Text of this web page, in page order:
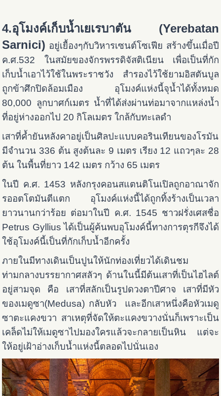
4.อุโมงค์เก็บน้ำเยเรบาตัน (Yerebatan
Sarnici) อยู่เยื้องๆกับวิหารเซนต์โซเฟีย สร้างขึ้นเมื่อปี
ค.ศ.532 ในสมัยของจักรพรรดิจัสติเนียน เพื่อเป็นที่กัก
เก็บน้ำเอาไว้ใช้ในพระราชวัง สำรองไว้ใช้ยามอิสตันบูล
ถูกข้าศึกปิดล้อมเมือง อุโมงค์แห่งนี้จุน้ำได้ทั้งหมด
80,000 ลูกบาศก์เมตร น้ำที่ได้ส่งผ่านท่อมาจากแหล่งน้ำ
ที่อยู่ห่างออกไป 20 กิโลเมตร ใกล้กับทะเลดำ
เสาที่ค้ำยันหลังคาอยู่เป็นศิลปะแบบคอรินเทียนของโรมัน
มีจำนวน 336 ต้น สูงต้นละ 9 เมตร เรียง 12 แถวๆละ 28
ต้น ในพื้นที่ยาว 142 เมตร กว้าง 65 เมตร
ในปี ค.ศ. 1453 หลังกรุงคอนสแตนติโนเปิลถูกอาณาจัก
รออตโตมันตีแตก อุโมงค์แห่งนี้ได้ถูกทิ้งร้างเป็นเวลา
ยาวนานกว่าร้อย ต่อมาในปี ค.ศ. 1545 ชาวฝรั่งเศสชื่อ
Petrus Gyllius ได้เป็นผู้ค้นพบอุโมงค์นี้ทางการตุรกีจึงได้
ใช้อุโมงค์นี้เป็นที่กักเก็บน้ำอีกครั้ง
ภายในมีทางเดินเป็นปูนให้นักท่องเที่ยวได้เดินชม
ท่ามกลางบรรยากาศสลัวๆ ด้านในนี้มีต้นเสาที่เป็นไฮไลต์
อยู่สามจุด คือ เสาที่สลักเป็นรูปดวงตาปีศาจ เสาที่มีหัว
ของเมดูซา(Medusa) กลับหัว และอีกเสาหนึ่งคือหัวเมดู
ซาตะแคงขวา สาเหตุที่จัดให้ตะแคงขวางนั่นก็เพราะเป็น
เคล็ดไม่ให้เมดูซาไปมองใครแล้วจะกลายเป็นหิน แต่จะ
ให้อยู่เฝ้าอ่างเก็บน้ำแห่งนี้ตลอดไปนั่นเอง